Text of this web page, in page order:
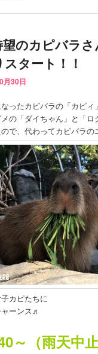
のカピバラさ
タート！！
月30日
ったカピバラの「カピィ
の「ダイちゃん」と「ロ
で、代わってカピバラの
カピたちに
ーンス♬
～（雨天中